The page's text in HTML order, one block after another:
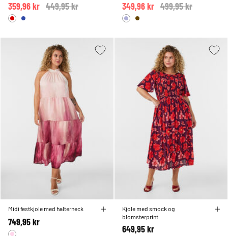
Price reduced from
449,95 kr
359,96 kr Price reduced from
499,95 kr
349,96 kr
Midi festkjole med halterneck
749,95 kr
Kjole med smock og
blomsterprint
649,95 kr